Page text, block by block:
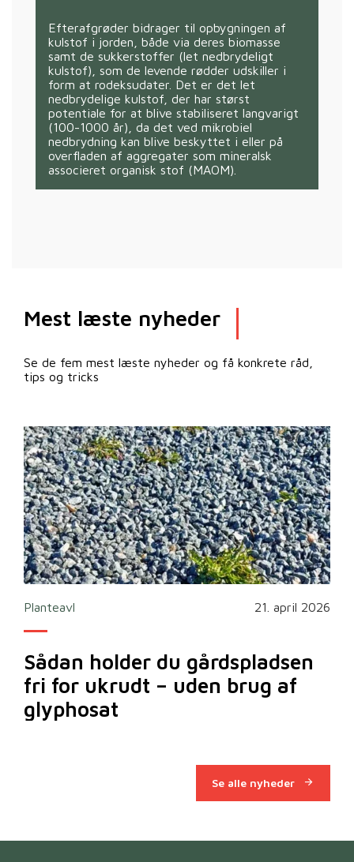
Efterafgrøder bidrager til opbygningen af
kulstof i jorden, både via deres biomasse
samt de sukkerstoffer (let nedbrydeligt
kulstof), som de levende rødder udskiller i
form at rodeksudater. Det er det let
nedbrydelige kulstof, der har størst
potentiale for at blive stabiliseret langvarigt
(100-1000 år), da det ved mikrobiel
nedbrydning kan blive beskyttet i eller på
overfladen af aggregater som mineralsk
associeret organisk stof (MAOM).
Mest læste nyheder
Se de fem mest læste nyheder og få konkrete råd,
tips og tricks
Planteavl 21. april 2026
Sådan holder du gårdspladsen
fri for ukrudt – uden brug af
glyphosat
Se alle nyheder